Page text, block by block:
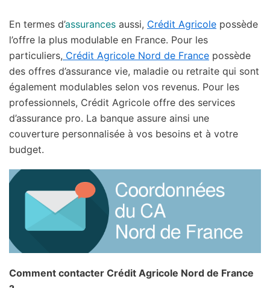
En termes d’assurances aussi, Crédit Agricole possède
l’offre la plus modulable en France. Pour les
particuliers, Crédit Agricole Nord de France possède
des offres d’assurance vie, maladie ou retraite qui sont
également modulables selon vos revenus. Pour les
professionnels, Crédit Agricole offre des services
d’assurance pro. La banque assure ainsi une
couverture personnalisée à vos besoins et à votre
budget.
Comment contacter Crédit Agricole Nord de France